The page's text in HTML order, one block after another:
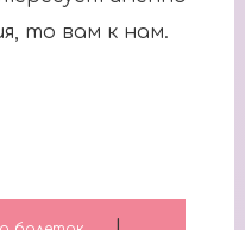
то вам к нам.